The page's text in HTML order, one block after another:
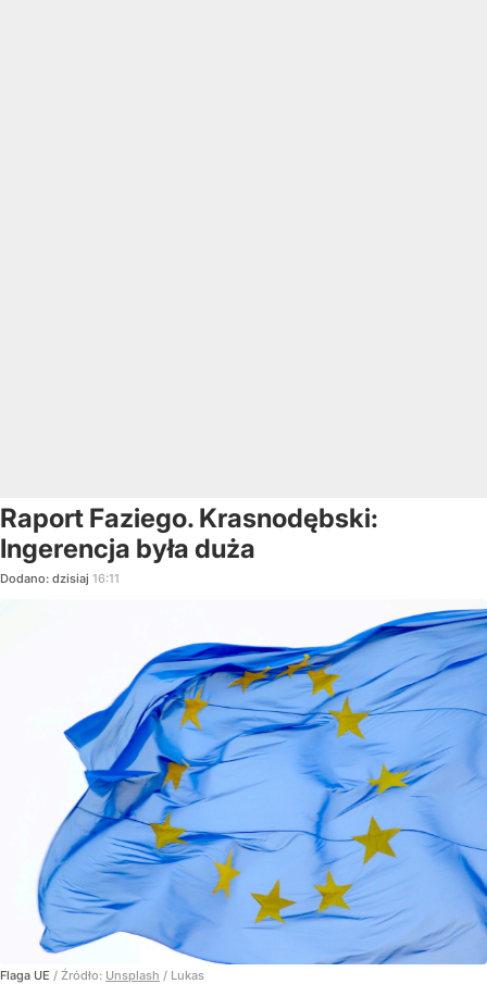
Raport Faziego. Krasnodębski:
Ingerencja była duża
Dodano: dzisiaj 16:11
Flaga UE / Źródło: Unsplash / Lukas